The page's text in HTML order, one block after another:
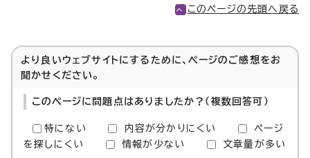
このページの先頭へ戻る
より良いウェブサイトにするために、ページのご感想をお
聞かせください。
このページに問題点はありましたか？（複数回答可）
特にない 内容が分かりにくい
ページ
を探しにくい
情報が少ない 文章量が多い